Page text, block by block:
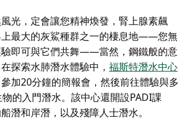
光，定會讓您精神煥發，腎上腺素飆
上最大的灰鯊種群之一的棲息地——您無
驗即可與它們共舞——當然，鋼鐵般的意
探索水肺潛水體驗中， 福斯特潛水中心
加20分鐘的簡報會，然後前往體驗與多
的入門潛水。該中心還開設PADI課
潛和岸潛，以及殘障人士潛水。